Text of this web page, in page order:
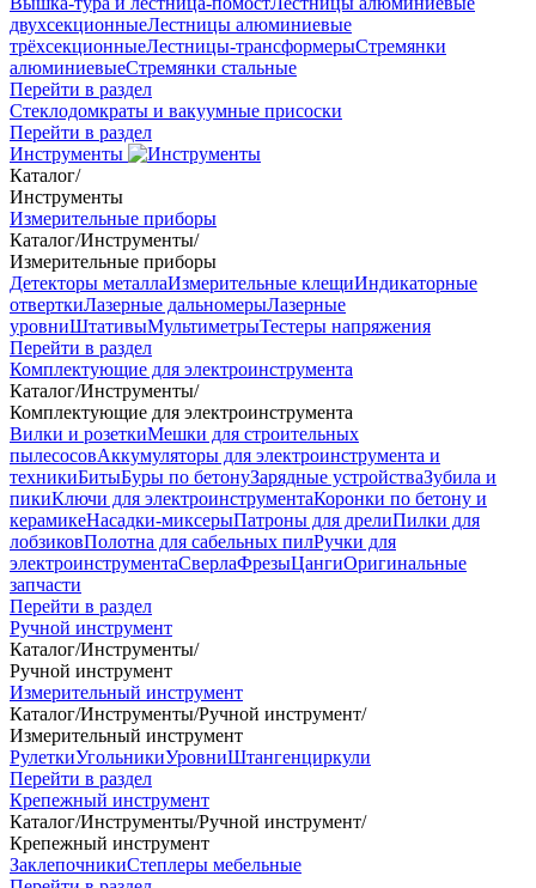
двухсекционныеЛестницы алюминиевые
трёхсекционныеЛестницы-трансформерыСтремянки
алюминиевыеСтремянки стальные
Перейти в раздел
Стеклодомкраты и вакуумные присоски
Перейти в раздел
Инструменты
Каталог/
Инструменты
Измерительные приборы
Каталог/Инструменты/
Измерительные приборы
Детекторы металлаИзмерительные клещиИндикаторные
отверткиЛазерные дальномерыЛазерные
уровниШтативыМультиметрыТестеры напряжения
Перейти в раздел
Комплектующие для электроинструмента
Каталог/Инструменты/
Комплектующие для электроинструмента
Вилки и розеткиМешки для строительных
пылесосовАккумуляторы для электроинструмента и
техникиБитыБуры по бетонуЗарядные устройстваЗубила и
пикиКлючи для электроинструментаКоронки по бетону и
керамикеНасадки-миксерыПатроны для дрелиПилки для
лобзиковПолотна для сабельных пилРучки для
электроинструментаСверлаФрезыЦангиОригинальные
запчасти
Перейти в раздел
Ручной инструмент
Каталог/Инструменты/
Ручной инструмент
Измерительный инструмент
Каталог/Инструменты/Ручной инструмент/
Измерительный инструмент
РулеткиУгольникиУровниШтангенциркули
Перейти в раздел
Крепежный инструмент
Каталог/Инструменты/Ручной инструмент/
Крепежный инструмент
ЗаклепочникиСтеплеры мебельные